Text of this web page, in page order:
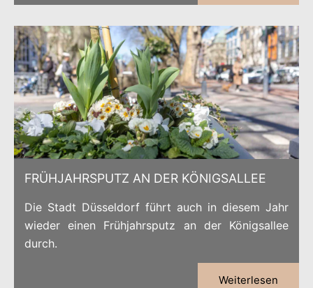
FRÜHJAHRSPUTZ AN DER KÖNIGSALLEE
Die Stadt Düsseldorf führt auch in diesem Jahr
wieder einen Frühjahrsputz an der Königsallee
durch.
Weiterlesen